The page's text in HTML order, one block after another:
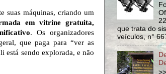
suas máquinas, criando um
em vitrine gratuita,
. Os organizadores
que paga para “ver as
está sendo explorada, e não
que trata do
veículos, n°